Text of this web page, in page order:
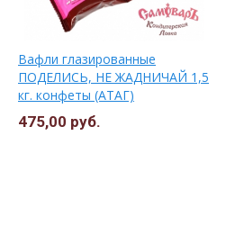
Вафли глазированные
ПОДЕЛИСЬ, НЕ ЖАДНИЧАЙ 1,5
кг. конфеты (АТАГ)
475,00 руб.